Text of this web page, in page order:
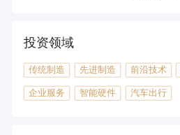
投资领域
传统制造 先进制造 前沿技术
企业服务 智能硬件 汽车出行